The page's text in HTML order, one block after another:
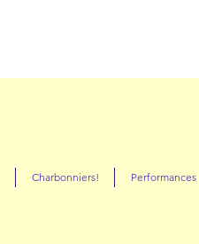
Charbonniers! Performances